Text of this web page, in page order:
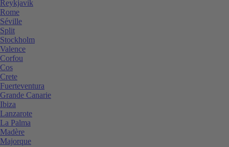
Reykjavik
Rome
Séville
Split
Stockholm
Valence
Corfou
Cos
Crete
Fuerteventura
Grande Canarie
Ibiza
Lanzarote
La Palma
Madère
Majorque